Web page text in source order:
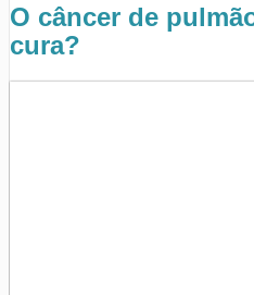
O câncer de
cura?